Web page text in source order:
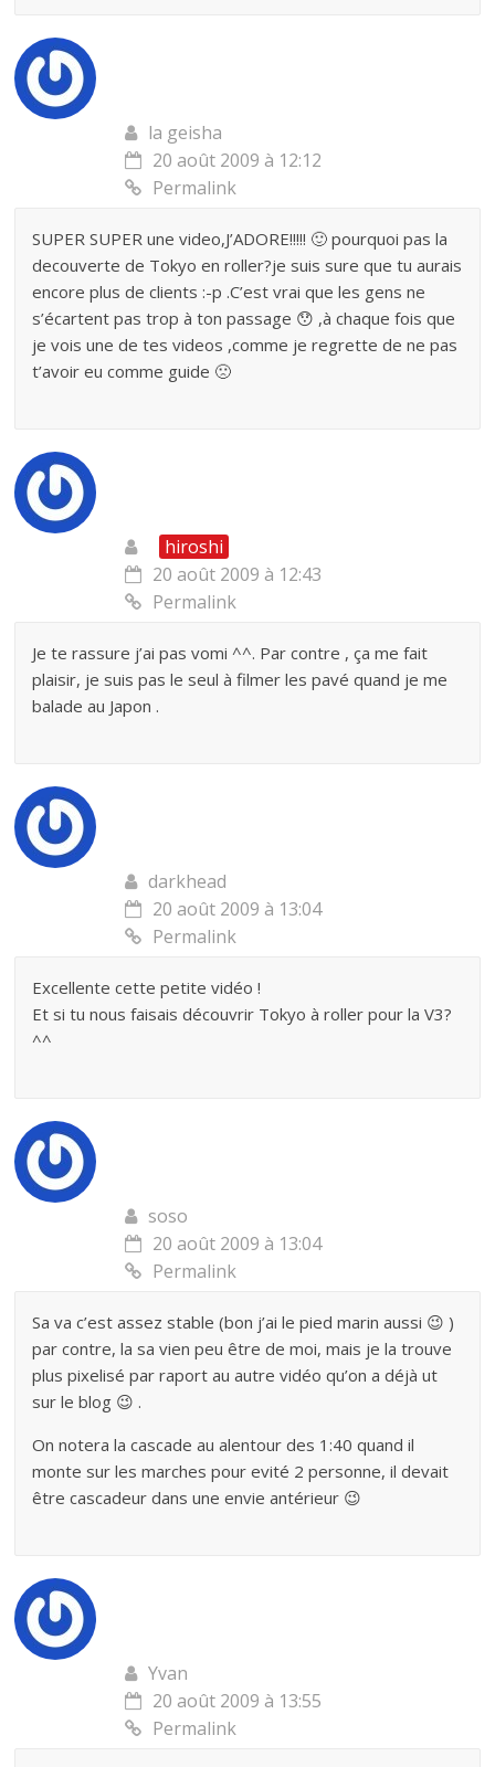
la geisha
20 août 2009 à 12:12
Permalink
SUPER SUPER une video,J’ADORE!!!!! 🙂 pourquoi pas la
decouverte de Tokyo en roller?je suis sure que tu aurais
encore plus de clients :-p .C’est vrai que les gens ne
s’écartent pas trop à ton passage 😯 ,à chaque fois que
je vois une de tes videos ,comme je regrette de ne pas
t’avoir eu comme guide 🙁
hiroshi
20 août 2009 à 12:43
Permalink
Je te rassure j’ai pas vomi ^^. Par contre , ça me fait
plaisir, je suis pas le seul à filmer les pavé quand je me
balade au Japon .
darkhead
20 août 2009 à 13:04
Permalink
Excellente cette petite vidéo !
Et si tu nous faisais découvrir Tokyo à roller pour la V3?
^^
soso
20 août 2009 à 13:04
Permalink
Sa va c’est assez stable (bon j’ai le pied marin aussi 😉 )
par contre, la sa vien peu être de moi, mais je la trouve
plus pixelisé par raport au autre vidéo qu’on a déjà ut
sur le blog 😉 .
On notera la cascade au alentour des 1:40 quand il
monte sur les marches pour evité 2 personne, il devait
être cascadeur dans une envie antérieur 😉
Yvan
20 août 2009 à 13:55
Permalink